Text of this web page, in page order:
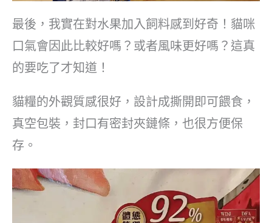
最後，我實在對水果加入飼料感到好奇！貓咪
口氣會因此比較好嗎？或者風味更好嗎？這真
的要吃了才知道！
貓糧的外觀質感很好，設計成撕開即可餵食，
真空包裝，封口有密封夾鏈條，也很方便保
存。